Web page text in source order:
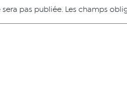
pas publiée. Les champs